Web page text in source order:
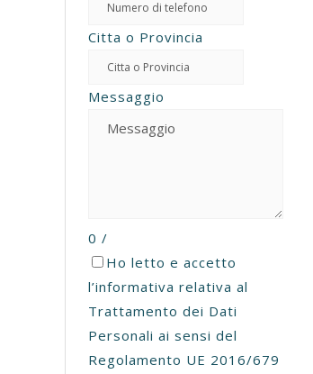
Citta o Provincia
Messaggio
0 /
Ho letto e accetto
l’informativa relativa al
Trattamento dei Dati
Personali ai sensi del
Regolamento UE 2016/679